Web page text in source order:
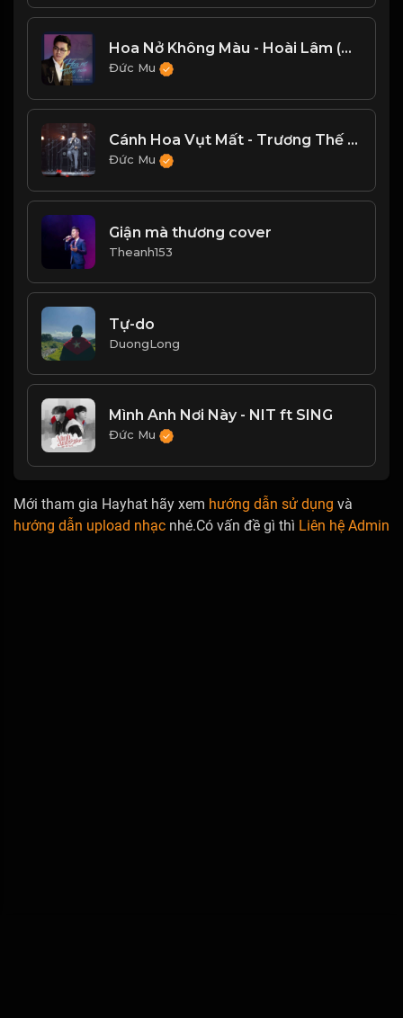
Hoa Nở Không Màu - Hoài Lâm (Acoustic Version)
Đức Mu
Cánh Hoa Vụt Mất - Trương Thế Vinh
Đức Mu
Giận mà thương cover
Theanh153
Tự-do
DuongLong
Mình Anh Nơi Này - NIT ft SING
Đức Mu
Mới tham gia Hayhat hãy xem hướng dẫn sử dụng và
hướng dẫn upload nhạc nhé.Có vấn đề gì thì Liên hệ Admin